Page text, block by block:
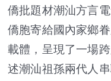
僑批題材潮汕方言
僑胞寄給國內家鄉
載體，呈現了一場
述潮汕祖孫兩代人